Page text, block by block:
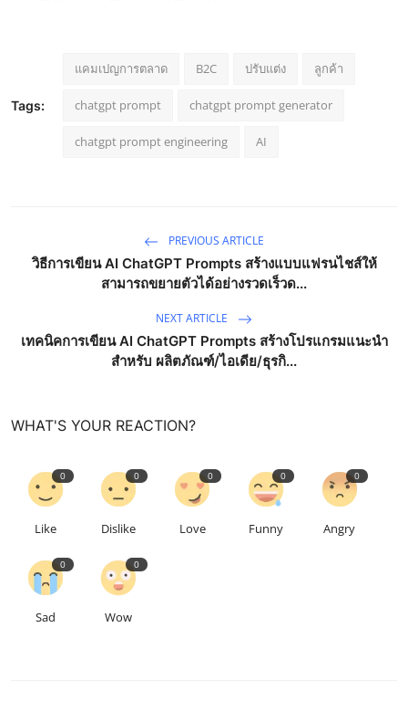
Tags:
แคมเปญการตลาด B2C ปรับแต่ง ลูกค้า
chatgpt prompt chatgpt prompt generator
chatgpt prompt engineering AI
PREVIOUS ARTICLE
วิธีการเขียน AI ChatGPT Prompts สร้างแบบแฟรนไชส์ให้
สามารถขยายตัวได้อย่างรวดเร็วด...
NEXT ARTICLE
เทคนิคการเขียน AI ChatGPT Prompts สร้างโปรแกรมแนะนำ
สำหรับ ผลิตภัณฑ์/ไอเดีย/ธุรกิ...
WHAT'S YOUR REACTION?
0
Like
0
Dislike
0
Love
0
Funny
0
Angry
0
Sad
0
Wow